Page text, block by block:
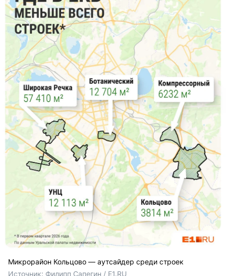
Микрорайон Кольцово — аутсайдер среди строек
Источник: Филипп Сапегин / E1.RU